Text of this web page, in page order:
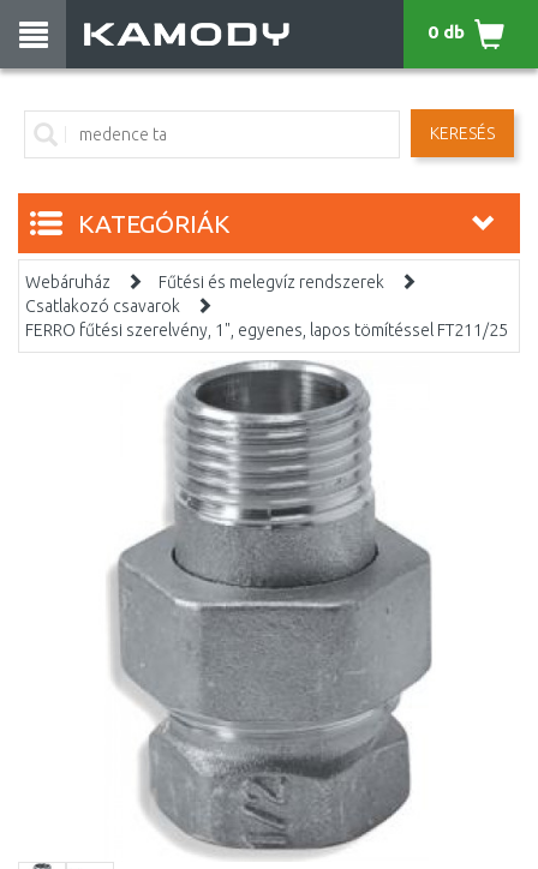
KERESÉS
0 db
KATEGÓRIÁK
Webáruház
Fűtési és melegvíz rendszerek
Csatlakozó csavarok
FERRO fűtési szerelvény, 1", egyenes, lapos tömítéssel FT211/25